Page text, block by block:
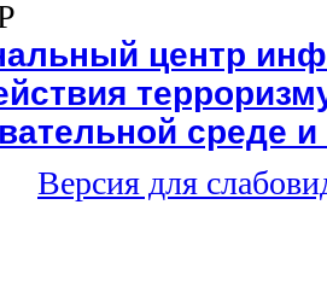
центр
среде
Версия для